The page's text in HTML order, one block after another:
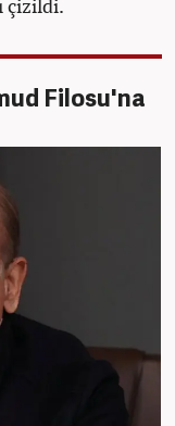
Filosu'na